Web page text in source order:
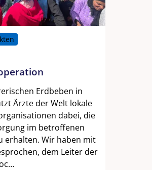
Erdbeben in
Ärzte der Welt lokale
dabei, die
im betroffenen
erhalten. Wir haben mit
dem Leiter der